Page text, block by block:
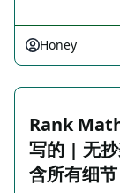
Honey
Rank
写的 | 无
含所有细节